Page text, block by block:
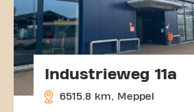
Industrieweg 11a
6515.8 km, Meppel